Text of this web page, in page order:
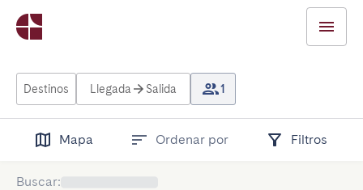
Destinos Llegada Salida 1
Mapa Ordenar por Filtros
Buscar: